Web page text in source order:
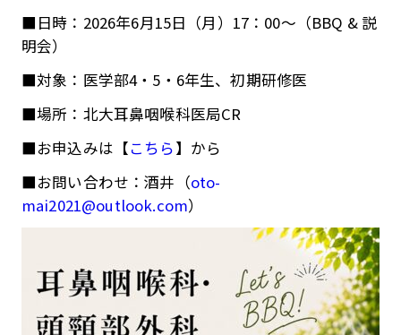
■日時：2026年6月15日（月）17：00～（BBQ & 説
明会）
■対象：医学部4・5・6年生、初期研修医
■場所：北大耳鼻咽喉科医局CR
■お申込みは【こちら】から
■お問い合わせ：酒井（oto-
mai2021@outlook.com）